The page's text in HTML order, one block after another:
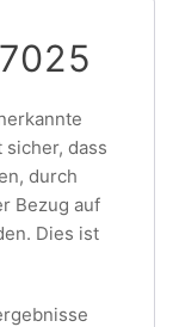
dass
durch
Bezug auf
Dies ist